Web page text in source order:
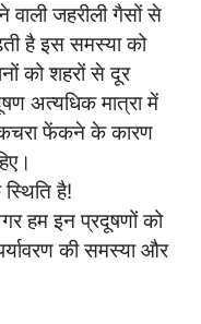
जहरीली गैसों से
है इस समस्या को
को शहरों से दूर
अत्यधिक मात्रा में
फेंकने के कारण
है!
हम इन प्रदूषणों को
की समस्या और